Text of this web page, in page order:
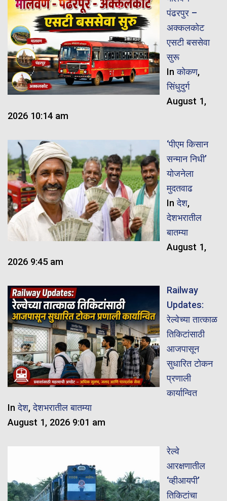
पंढरपुर –
अक्कलकोट
एसटी बससेवा
सुरू
Inकोकण,
सिंधुदुर्ग
August 1,
2026 10:14 am
‘पीएम किसान
सन्मान निधी’
योजनेला
मुदतवाढ
Inदेश,
देशभरातील
बातम्या
August 1,
2026 9:45 am
Railway
Updates:
रेल्वेच्या तात्काळ
तिकिटांसाठी
आजपासून
सुधारित टोकन
प्रणाली
कार्यान्वित
Inदेश,देशभरातील बातम्या
August 1, 2026 9:01 am
रेल्वे
आरक्षणातील
‘व्हीआयपी’
तिकिटांचा